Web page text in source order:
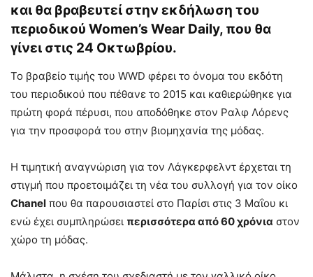
και θα βραβευτεί στην εκδήλωση του
περιοδικού Women’s Wear Daily, που θα
γίνει στις 24 Οκτωβρίου.
Το βραβείο τιμής του WWD φέρει το όνομα του εκδότη
του περιοδικού που πέθανε το 2015 και καθιερώθηκε για
πρώτη φορά πέρυσι, που αποδόθηκε στον Ραλφ Λόρενς
για την προσφορά του στην βιομηχανία της μόδας.
Η τιμητική αναγνώριση για τον Λάγκερφελντ έρχεται τη
στιγμή που προετοιμάζει τη νέα του συλλογή για τον οίκο
Chanel που θα παρουσιαστεί στο Παρίσι στις 3 Μαΐου κι
ενώ έχει συμπληρώσει περισσότερα από 60 χρόνια στον
χώρο τη μόδας.